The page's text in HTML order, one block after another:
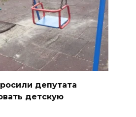
депутата
детскую